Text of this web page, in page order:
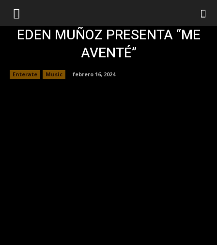
EDEN MUÑOZ PRESENTA “ME
AVENTÉ”
Enterate Music febrero 16, 2024